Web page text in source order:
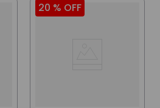
20 % OFF